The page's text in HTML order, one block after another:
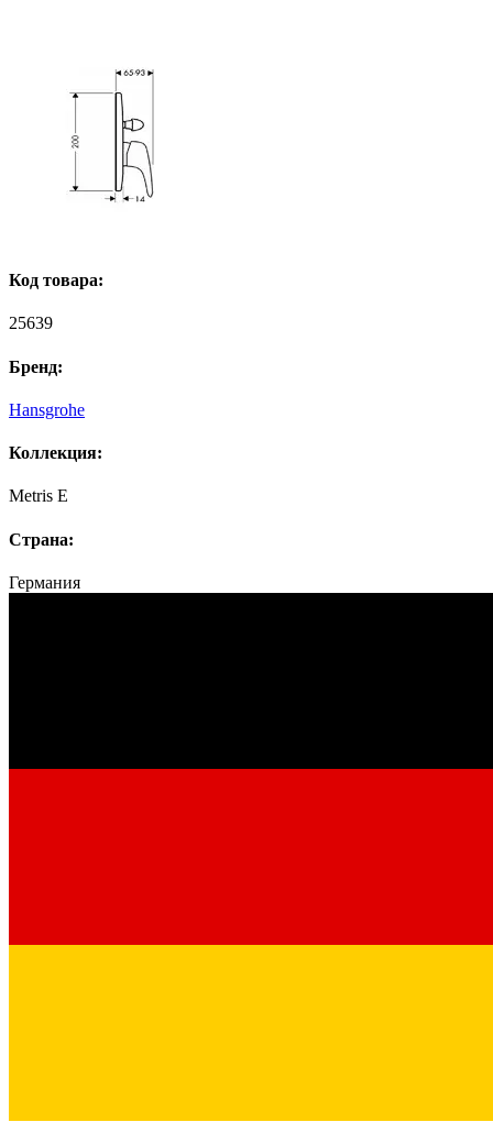
Код товара:
25639
Бренд:
Hansgrohe
Коллекция:
Metris E
Страна:
Германия